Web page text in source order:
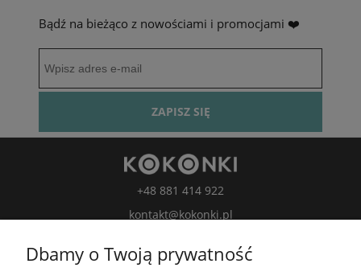
Bądź na bieżąco z nowościami i promocjami ❤️
ZAPISZ SIĘ
+48 881 414 922
kontakt@kokonki.pl
kokonki.motki
Dbamy o Twoją prywatność